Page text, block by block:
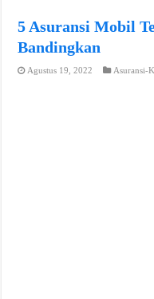
5 Asuransi Mobil
Bandingkan
Agustus 19, 2022 Asuransi-